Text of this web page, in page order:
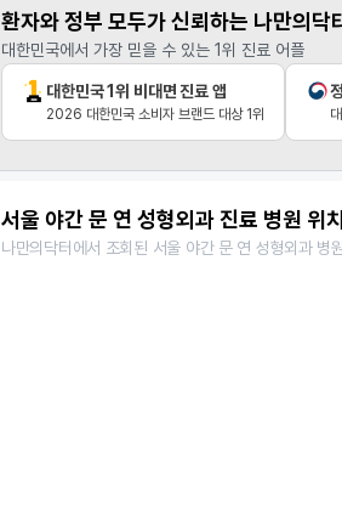
환자와 정부 모두가 신뢰하는 나만의닥
대한민국에서 가장 믿을 수 있는 1위 진료 어플
대한민국 1위 비대면 진료 앱
2026 대한민국 소비자 브랜드 대상 1위
서울 야간 문 연 성형외과 진료 병원
나만의닥터에서 조회된 서울 야간 문 연 성형외과 병